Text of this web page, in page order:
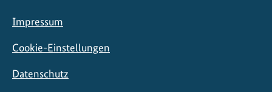
Impressum
Cookie-Einstellungen
Datenschutz